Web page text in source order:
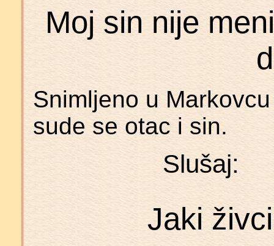
Moj sin nije
Snimljeno u
sude se otac i sin.
Slušaj:
Jaki